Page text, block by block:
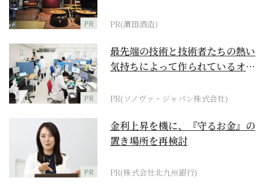
PR PR(濵田酒造)
PR
最先端の技術と技術者たちの熱い
気持ちによって作られているオー
PR(ソノヴァ・ジャパン株式会社)
PR
金利上昇を機に、『守るお金』の
置き場所を再検討
PR(株式会社北九州銀行)